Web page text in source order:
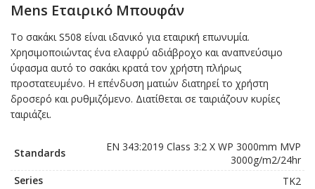
Mens Εταιρικό Μπουφάν
Το σακάκι S508 είναι ιδανικό για εταιρική επωνυμία.
Χρησιμοποιώντας ένα ελαφρύ αδιάβροχο και αναπνεύσιμο
ύφασμα αυτό το σακάκι κρατά τον χρήστη πλήρως
προστατευμένο. Η επένδυση ματιών διατηρεί το χρήστη
δροσερό και ρυθμιζόμενο. Διατίθεται σε ταιριάζουν κυρίες
ταιριάζει.
Standards
EN 343:2019 Class 3:2 X WP 3000mm MVP
3000g/m2/24hr
Series
TK2